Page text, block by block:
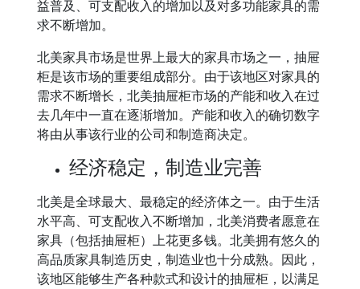
益普及、可支配收入的增加以及对多功能家具的需
求不断增加。
北美家具市场是世界上最大的家具市场之一，抽屉
柜是该市场的重要组成部分。由于该地区对家具的
需求不断增长，北美抽屉柜市场的产能和收入在过
去几年中一直在逐渐增加。产能和收入的确切数字
将由从事该行业的公司和制造商决定。
经济稳定，制造业完善
北美是全球最大、最稳定的经济体之一。由于生活
水平高、可支配收入不断增加，北美消费者愿意在
家具（包括抽屉柜）上花更多钱。北美拥有悠久的
高品质家具制造历史，制造业也十分成熟。因此，
该地区能够生产各种款式和设计的抽屉柜，以满足